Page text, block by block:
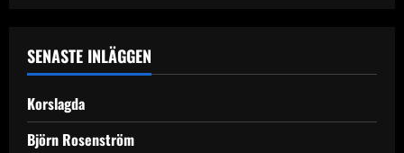
SENASTE INLÄGGEN
Korslagda
Björn Rosenström